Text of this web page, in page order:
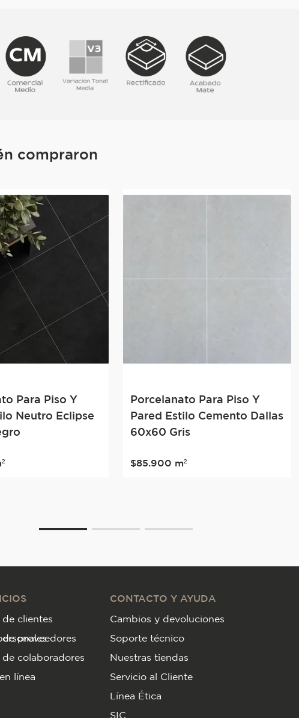
compraron
Para Piso Y
Neutro Eclipse
Porcelanato Para Piso Y
Pared Estilo Cemento Dallas
60x60 Gris
$85.900 m²
de clientes
proveedores
de colaboradores
línea
CONTACTO Y AYUDA
Cambios y devoluciones
Soporte técnico
Nuestras tiendas
Servicio al Cliente
Línea Ética
SIC